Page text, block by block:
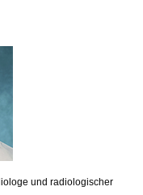
und radiologischer